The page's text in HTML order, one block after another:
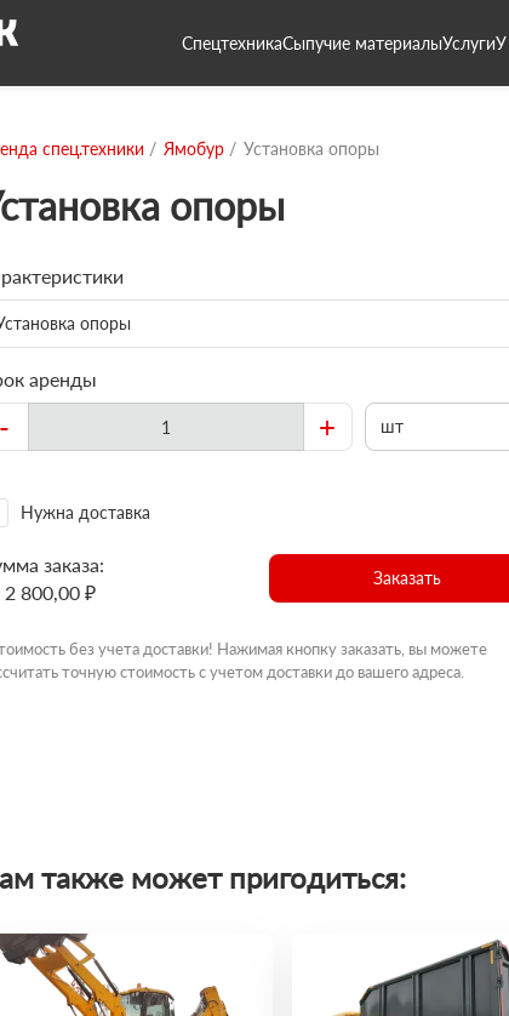
СпецтехникаСыпучие материалыУслугиУ
спец.техники Ямобур Установка опоры
опоры
опоры
аренды
- + шт
Нужна доставка
заказа:
2 800,00 ₽
Заказать
без учета доставки! Нажимая кнопку заказать, вы можете
точную стоимость с учетом доставки до вашего адреса.
также может пригодиться: